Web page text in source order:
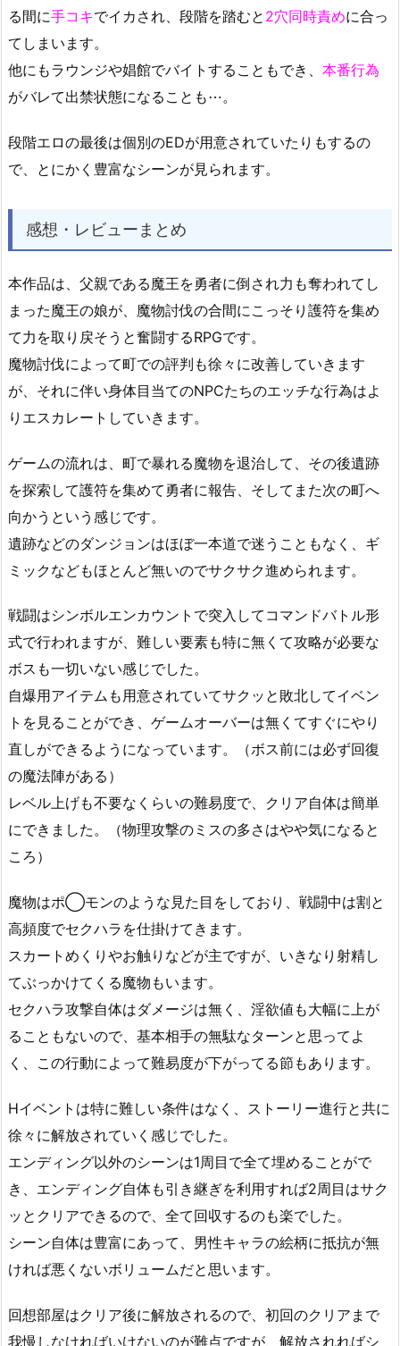
る間に手コキでイカされ、段階を踏むと 2穴同時責めに合っ
てしまいます。
他にもラウンジや娼館でバイトすることもでき、 本番行為
がバレて出禁状態になることも⋯。
段階エロの最後は個別のEDが用意されていたりもするの
で、とにかく豊富なシーンが見られます。
感想・レビューまとめ
本作品は、父親である魔王を勇者に倒され力も奪われてし
まった魔王の娘が、魔物討伐の合間にこっそり護符を集め
て力を取り戻そうと奮闘するRPGです。
魔物討伐によって町での評判も徐々に改善していきます
が、それに伴い身体目当てのNPCたちのエッチな行為はよ
りエスカレートしていきます。
ゲームの流れは、町で暴れる魔物を退治して、その後遺跡
を探索して護符を集めて勇者に報告、そしてまた次の町へ
向かうという感じです。
遺跡などのダンジョンはほぼ一本道で迷うこともなく、ギ
ミックなどもほとんど無いのでサクサク進められます。
戦闘はシンボルエンカウントで突入してコマンドバトル形
式で行われますが、難しい要素も特に無くて攻略が必要な
ボスも一切いない感じでした。
自爆用アイテムも用意されていてサクッと敗北してイベン
トを見ることができ、ゲームオーバーは無くてすぐにやり
直しができるようになっています。（ボス前には必ず回復
の魔法陣がある）
レベル上げも不要なくらいの難易度で、クリア自体は簡単
にできました。（物理攻撃のミスの多さはやや気になると
ころ）
魔物はポ◯モンのような見た目をしており、戦闘中は割と
高頻度でセクハラを仕掛けてきます。
スカートめくりやお触りなどが主ですが、いきなり射精し
てぶっかけてくる魔物もいます。
セクハラ攻撃自体はダメージは無く、淫欲値も大幅に上が
ることもないので、基本相手の無駄なターンと思ってよ
く、この行動によって難易度が下がってる節もあります。
Hイベントは特に難しい条件はなく、ストーリー進行と共に
徐々に解放されていく感じでした。
エンディング以外のシーンは1周目で全て埋めることがで
き、エンディング自体も引き継ぎを利用すれば2周目はサク
ッとクリアできるので、全て回収するのも楽でした。
シーン自体は豊富にあって、男性キャラの絵柄に抵抗が無
ければ悪くないボリュームだと思います。
回想部屋はクリア後に解放されるので、初回のクリアまで
我慢しなければいけないのが難点ですが、解放されればシ